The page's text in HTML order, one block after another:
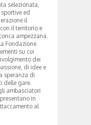
selezionata,
ed
il
il territorio e
ampezzana.
Fondazione
su cui
dei
di idee e
speranza di
delle gare.
ambasciatori
in
al